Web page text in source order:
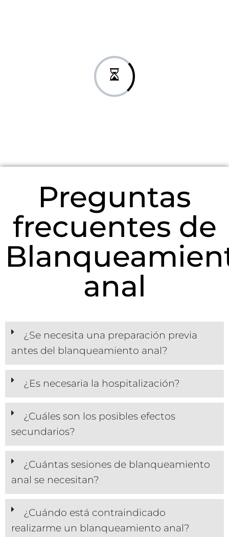
Preguntas
frecuentes de
anal
¿Se necesita una preparación previa
antes del blanqueamiento anal?
¿Es necesaria la hospitalización?
¿Cuáles son los posibles efectos
secundarios?
¿Cuántas sesiones de blanqueamiento
anal se necesitan?
¿Cuándo está contraindicado
realizarme un blanqueamiento anal?